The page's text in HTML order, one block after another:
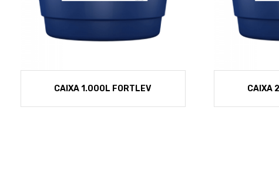
CAIXA 1.000L FORTLEV CAIXA